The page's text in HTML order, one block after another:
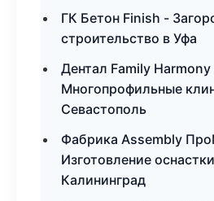
ГК Бетон Finish -
строительство в Уфа
Дентал Family Harmony
Многопрофильные
Севастополь
Фабрика Assembly
Изготовление
Калининград